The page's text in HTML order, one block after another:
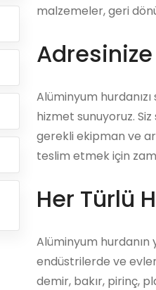
malzemeler, geri
Adresinize
Alüminyum
hizmet sunuyoruz.
gerekli ekipman ve
teslim etmek için
Her Türlü
Alüminyum hurdanın
endüstrilerde ve
demir, bakır, pirinç,